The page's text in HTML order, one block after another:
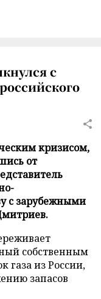
с
кризисом,
от
с зарубежными
собственным
газа из России,
запасов